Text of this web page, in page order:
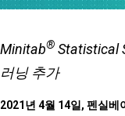
Minitab® Statistical
러닝 추가
2021년 4월 14일, 펜실베